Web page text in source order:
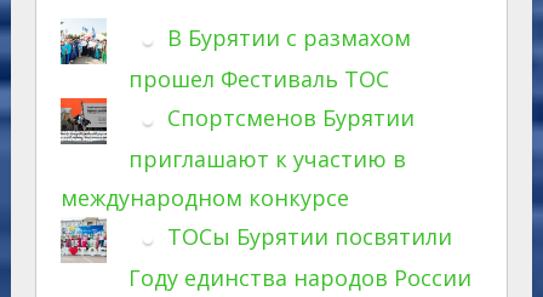
В Бурятии с размахом
прошел Фестиваль ТОС
Спортсменов Бурятии
приглашают к участию в
международном конкурсе
ТОСы Бурятии посвятили
Году единства народов России